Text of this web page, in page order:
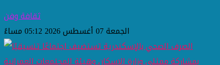
ثقافة وفن
الجمعة 07 أغسطس 2026 05:12 مساءً